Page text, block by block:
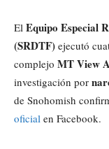
El Equipo Especial
(SRDTF) ejecutó
complejo MT View
investigación por
de Snohomish
oficial en Facebook.